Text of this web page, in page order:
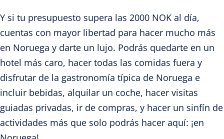
Y si tu presupuesto supera las 2000 NOK al día,
cuentas con mayor libertad para hacer mucho más
en Noruega y darte un lujo. Podrás quedarte en un
hotel más caro, hacer todas las comidas fuera y
disfrutar de la gastronomía típica de Noruega e
incluir bebidas, alquilar un coche, hacer visitas
guiadas privadas, ir de compras, y hacer un sinfín de
actividades más que solo podrás hacer aquí: ¡en